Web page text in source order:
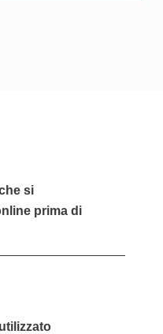
si
prima di